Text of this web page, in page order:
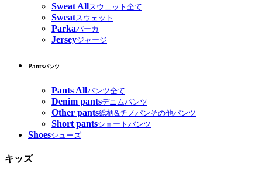
Sweat Allスウェット全て
Sweatスウェット
Parkaパーカ
Jerseyジャージ
Pantsパンツ
Pants Allパンツ全て
Denim pantsデニムパンツ
Other pants総柄&チノパンその他パンツ
Short pantsショートパンツ
Shoesシューズ
キッズ